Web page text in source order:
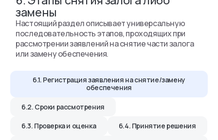
замены
Настоящий раздел описывает универсальную
последовательность этапов, проходящих при
рассмотрении заявлений на снятие части залога
или замену обеспечения.
6.1. Регистрация заявления на снятие/замену
обеспечения
6.2. Сроки рассмотрения
6.3. Проверка и оценка 6.4. Принятие решения